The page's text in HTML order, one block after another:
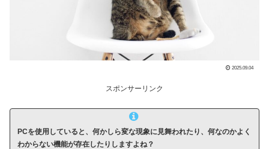
2025.09.04
スポンサーリンク
PCを使用していると、何かしら変な現象に見舞われたり、何なのかよく
わからない機能が存在したりしますよね？